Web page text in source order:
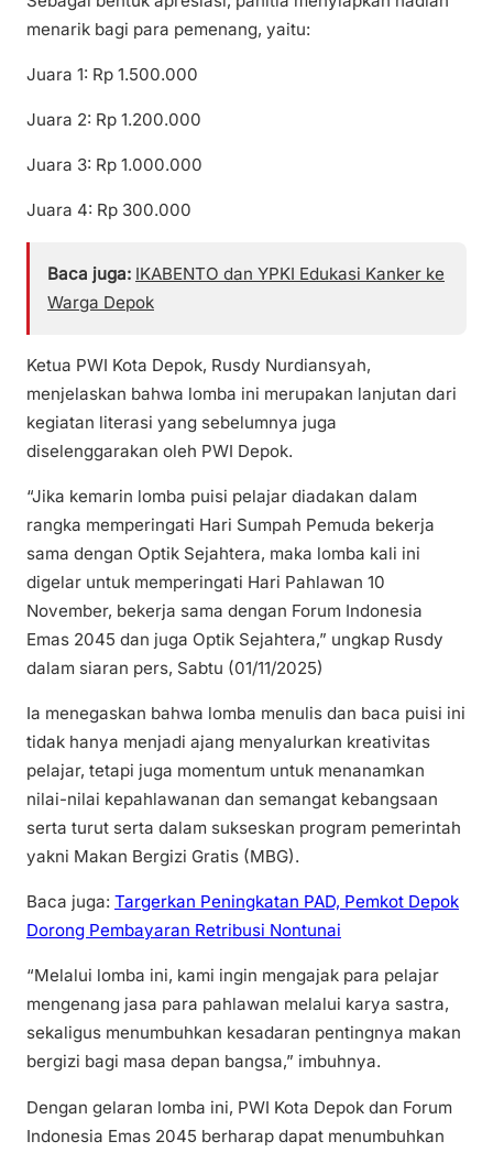
menarik bagi para pemenang, yaitu:
Juara 1: Rp 1.500.000
Juara 2: Rp 1.200.000
Juara 3: Rp 1.000.000
Juara 4: Rp 300.000
Baca juga: IKABENTO dan YPKI Edukasi Kanker ke
Warga Depok
Ketua PWI Kota Depok, Rusdy Nurdiansyah,
menjelaskan bahwa lomba ini merupakan lanjutan dari
kegiatan literasi yang sebelumnya juga
diselenggarakan oleh PWI Depok.
“Jika kemarin lomba puisi pelajar diadakan dalam
rangka memperingati Hari Sumpah Pemuda bekerja
sama dengan Optik Sejahtera, maka lomba kali ini
digelar untuk memperingati Hari Pahlawan 10
November, bekerja sama dengan Forum Indonesia
Emas 2045 dan juga Optik Sejahtera,” ungkap Rusdy
dalam siaran pers, Sabtu (01/11/2025)
Ia menegaskan bahwa lomba menulis dan baca puisi ini
tidak hanya menjadi ajang menyalurkan kreativitas
pelajar, tetapi juga momentum untuk menanamkan
nilai-nilai kepahlawanan dan semangat kebangsaan
serta turut serta dalam sukseskan program pemerintah
yakni Makan Bergizi Gratis (MBG).
Baca juga: Targerkan Peningkatan PAD, Pemkot Depok
Dorong Pembayaran Retribusi Nontunai
“Melalui lomba ini, kami ingin mengajak para pelajar
mengenang jasa para pahlawan melalui karya sastra,
sekaligus menumbuhkan kesadaran pentingnya makan
bergizi bagi masa depan bangsa,” imbuhnya.
Dengan gelaran lomba ini, PWI Kota Depok dan Forum
Indonesia Emas 2045 berharap dapat menumbuhkan